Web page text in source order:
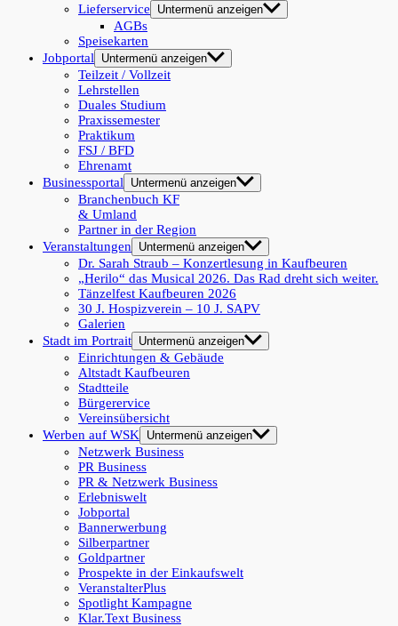
Lieferservice
Untermenü anzeigen
AGBs
Speisekarten
Jobportal
Untermenü anzeigen
Teilzeit / Vollzeit
Lehrstellen
Duales Studium
Praxissemester
Praktikum
FSJ / BFD
Ehrenamt
Businessportal
Untermenü anzeigen
Branchenbuch KF
& Umland
Partner in der Region
Veranstaltungen
Untermenü anzeigen
Dr. Sarah Straub – Konzertlesung in Kaufbeuren
„Herilo“ das Musical 2026. Das Rad dreht sich weiter.
Tänzelfest Kaufbeuren 2026
30 J. Hospizverein – 10 J. SAPV
Galerien
Stadt im Portrait Untermenü anzeigen
Einrichtungen & Gebäude
Altstadt Kaufbeuren
Stadtteile
Bürgerervice
Vereinsübersicht
Werben auf WSK
Untermenü anzeigen
Netzwerk Business
PR Business
PR & Netzwerk Business
Erlebniswelt
Jobportal
Bannerwerbung
Silberpartner
Goldpartner
Prospekte in der Einkaufswelt
VeranstalterPlus
Spotlight Kampagne
Klar.Text Business